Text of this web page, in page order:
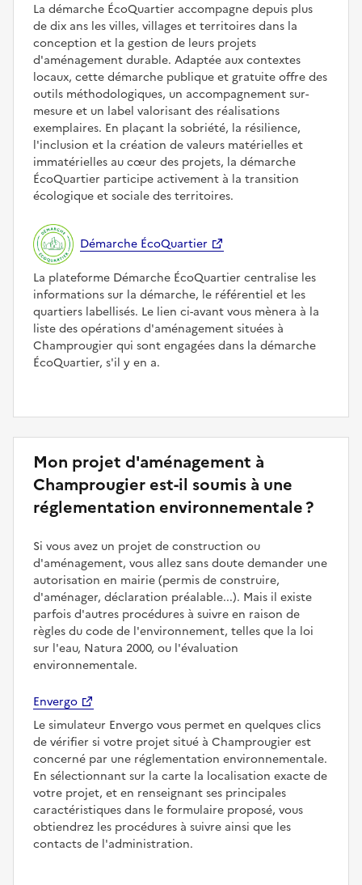
La démarche ÉcoQuartier accompagne depuis plus
de dix ans les villes, villages et territoires dans la
conception et la gestion de leurs projets
d'aménagement durable. Adaptée aux contextes
locaux, cette démarche publique et gratuite offre des
outils méthodologiques, un accompagnement sur-
mesure et un label valorisant des réalisations
exemplaires. En plaçant la sobriété, la résilience,
l'inclusion et la création de valeurs matérielles et
immatérielles au cœur des projets, la démarche
ÉcoQuartier participe activement à la transition
écologique et sociale des territoires.
Démarche ÉcoQuartier
La plateforme Démarche ÉcoQuartier centralise les
informations sur la démarche, le référentiel et les
quartiers labellisés. Le lien ci-avant vous mènera à la
liste des opérations d'aménagement situées à
Champrougier qui sont engagées dans la démarche
ÉcoQuartier, s'il y en a.
Mon projet d'aménagement à
Champrougier est-il soumis à une
réglementation environnementale ?
Si vous avez un projet de construction ou
d'aménagement, vous allez sans doute demander une
autorisation en mairie (permis de construire,
d'aménager, déclaration préalable...). Mais il existe
parfois d'autres procédures à suivre en raison de
règles du code de l'environnement, telles que la loi
sur l'eau, Natura 2000, ou l'évaluation
environnementale.
Envergo
Le simulateur Envergo vous permet en quelques clics
de vérifier si votre projet situé à Champrougier est
concerné par une réglementation environnementale.
En sélectionnant sur la carte la localisation exacte de
votre projet, et en renseignant ses principales
caractéristiques dans le formulaire proposé, vous
obtiendrez les procédures à suivre ainsi que les
contacts de l'administration.